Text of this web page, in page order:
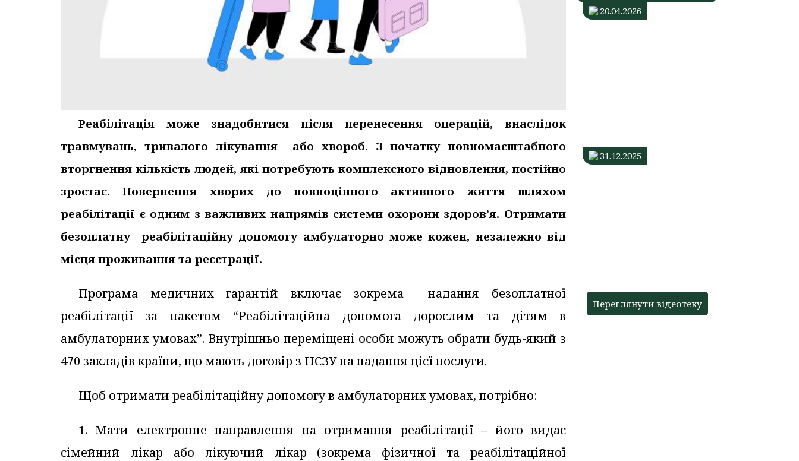
Реабілітація може знадобитися після перенесення операцій, внаслідок
травмувань, тривалого лікування або хвороб. З початку повномасштабного
вторгнення кількість людей, які потребують комплексного відновлення, постійно
зростає. Повернення хворих до повноцінного активного життя шляхом
реабілітації є одним з важливих напрямів системи охорони здоров’я. Отримати
безоплатну реабілітаційну допомогу амбулаторно може кожен, незалежно від
місця проживання та реєстрації.
Програма медичних гарантій включає зокрема надання безоплатної
реабілітації за пакетом “Реабілітаційна допомога дорослим та дітям в
амбулаторних умовах”. Внутрішньо переміщені особи можуть обрати будь-який з
470 закладів країни, що мають договір з НСЗУ на надання цієї послуги.
Щоб отримати реабілітаційну допомогу в амбулаторних умовах, потрібно:
1. Мати електронне направлення на отримання реабілітації – його видає
сімейний лікар або лікуючий лікар (зокрема фізичної та реабілітаційної
Центр
20.04.2026
31.12.2025
Переглянути відеотеку